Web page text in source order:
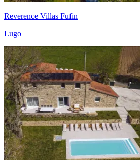
Reverence Villas Fufin
Lugo